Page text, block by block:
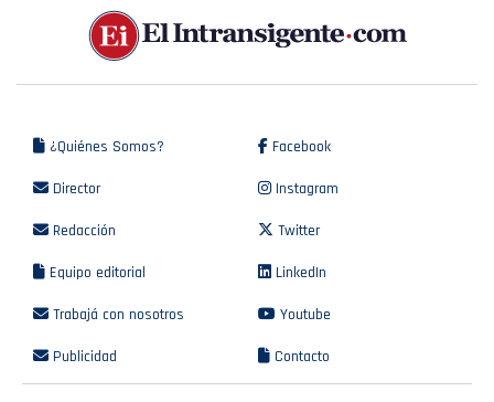
¿Quiénes Somos?
Director
Redacción
Equipo editorial
Trabajá con nosotros
Publicidad
Facebook
Instagram
Twitter
LinkedIn
Youtube
Contacto